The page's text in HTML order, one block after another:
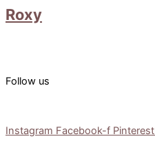
Roxy
Follow us
Instagram Facebook-f Pinterest